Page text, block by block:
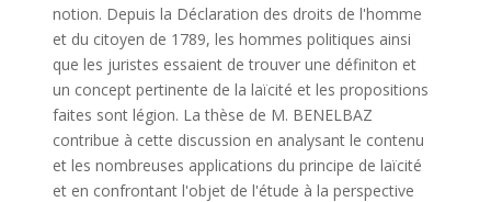
notion. Depuis la Déclaration des droits de l'homme
et du citoyen de 1789, les hommes politiques ainsi
que les juristes essaient de trouver une définiton et
un concept pertinente de la laïcité et les propositions
faites sont légion. La thèse de M. BENELBAZ
contribue à cette discussion en analysant le contenu
et les nombreuses applications du principe de laïcité
et en confrontant l'objet de l'étude à la perspective